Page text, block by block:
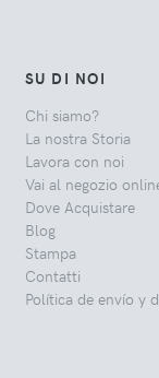
SU DI NOI
Chi siamo?
La nostra Storia
Lavora con noi
Vai al negozio
Dove Acquistare
Blog
Stampa
Contatti
Política de envío y